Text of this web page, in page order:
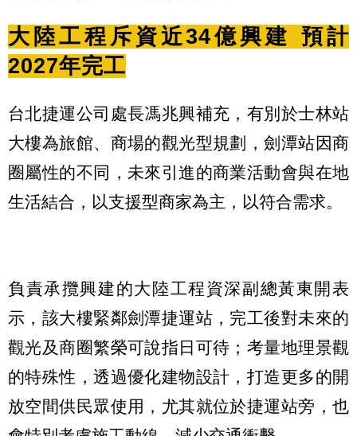
大陸工程斥資近34億興建 預計
2027年完工
台北捷運公司處長馮兆興補充，有別於士林站
大樓為旅館、商場的觀光型規劃，劍潭站因商
圈屬性的不同，未來引進的商業活動會與在地
生活結合，以支援型商家為主，以符合需求。
負責承攬興建的大陸工程資深副總黃東開表
示，該大樓緊鄰劍潭捷運站，完工後對未來的
觀光及商圈繁榮可說指日可待；考量地理景觀
的特殊性，透過優化建物設計，打造更多的開
放空間供民眾使用，尤其就位於捷運站旁，也